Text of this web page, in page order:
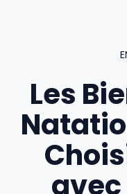
Les
avec